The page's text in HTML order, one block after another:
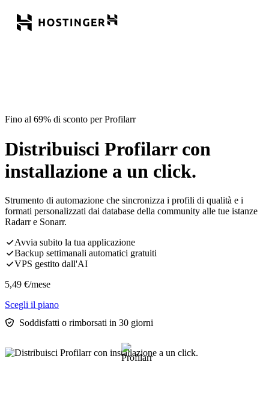
Fino al 69% di sconto per Profilarr
Distribuisci Profilarr con
installazione a un click.
Strumento di automazione che sincronizza i profili di qualità e i
formati personalizzati dai database della community alle tue istanze
Radarr e Sonarr.
Avvia subito la tua applicazione
Backup settimanali automatici gratuiti
VPS gestito dall'AI
5,49 €/mese
Scegli il piano
Soddisfatti o rimborsati in 30 giorni